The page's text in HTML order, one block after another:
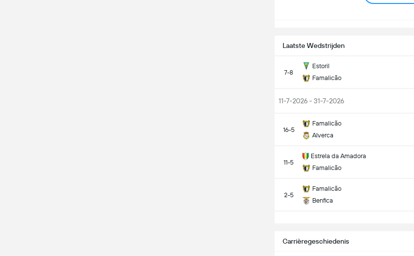
Laatste Wedstrijden
7-8
Estoril
Famalicão
11-7-2026 - 31-7-2026
16-5
Famalicão
Alverca
11-5
Estrela da Amadora
Famalicão
2-5
Famalicão
Benfica
Carrièregeschiedenis